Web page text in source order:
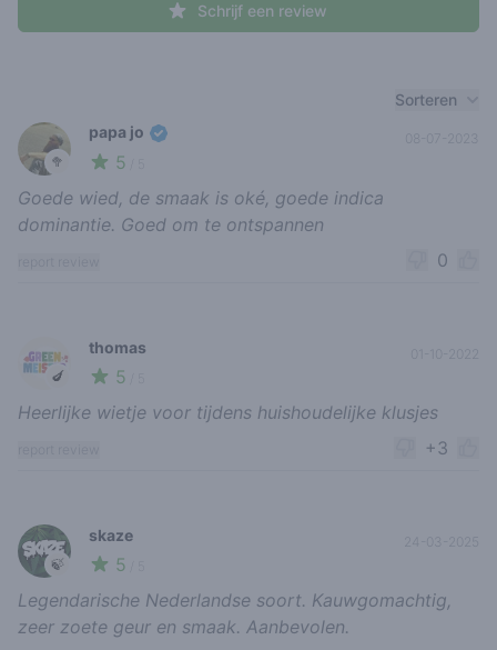
Schrijf een review
Sorteren
🥦
papa jo
5
08-07-2023
Goede wied, de smaak is oké, goede indica
dominantie. Goed om te ontspannen
0
🍆
thomas
5
Heerlijke wietje voor tijdens huishoudelijke klusjes
+3
🍃
skaze
5
24-03-2025
Legendarische Nederlandse soort. Kauwgomachtig,
zeer zoete geur en smaak. Aanbevolen.